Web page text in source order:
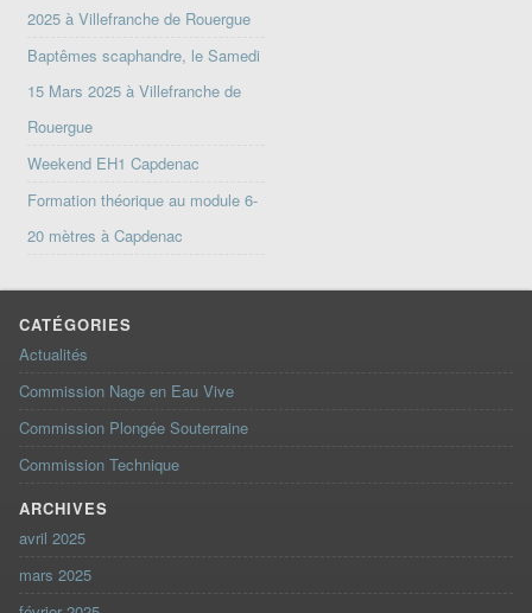
2025 à Villefranche de Rouergue
Baptêmes scaphandre, le Samedi
15 Mars 2025 à Villefranche de
Rouergue
Weekend EH1 Capdenac
Formation théorique au module 6-
20 mètres à Capdenac
CATÉGORIES
Actualités
Commission Nage en Eau Vive
Commission Plongée Souterraine
Commission Technique
ARCHIVES
avril 2025
mars 2025